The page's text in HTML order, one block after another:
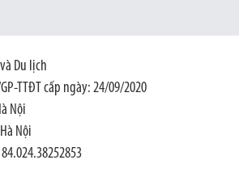
Du lịch
TTĐT cấp ngày: 24/09/2020
Nội
Nội